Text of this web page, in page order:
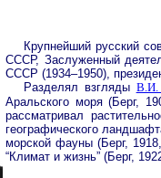
Крупнейший русский
СССР, Заслуженный
СССР (1934–1950),
Разделял взгляды В.И.
Аральского моря (Берг,
рассматривал
географического
морской фауны (Берг,
“Климат и жизнь” (Берг,